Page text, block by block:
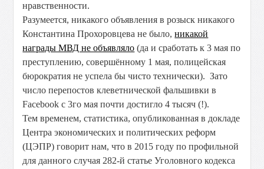
нравственности.
Разумеется, никакого объявления в розыск никакого
Константина Прохоровцева не было,никакой
награды МВД не объявляло (да и сработать к 3 мая по
преступлению, совершённому 1 мая, полицейская
бюрократия не успела бы чисто технически). Зато
число перепостов клеветнической фальшивки в
Facebook с 3го мая почти достигло 4 тысяч (!).
Тем временем, статистика, опубликованная в докладе
Центра экономических и политических реформ
(ЦЭПР) говорит нам, что в 2015 году по профильной
для данного случая 282-й статье Уголовного кодекса